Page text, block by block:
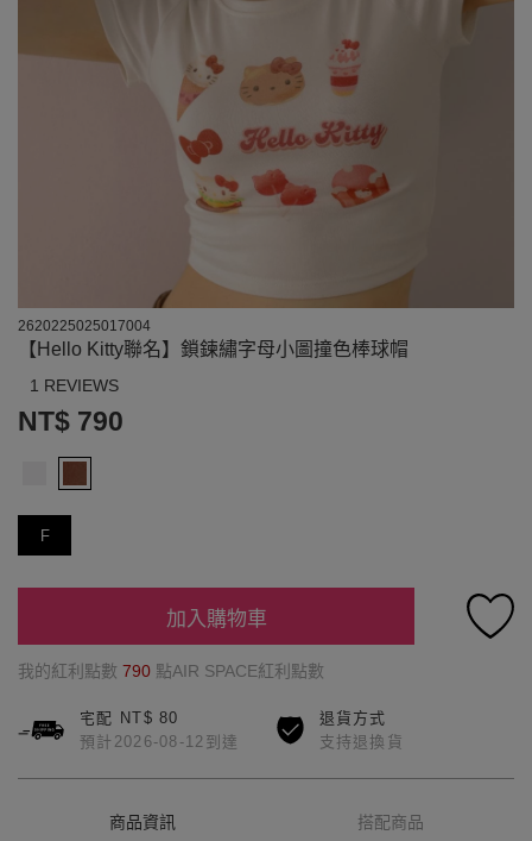
2620225025017004
【Hello Kitty聯名】鎖鍊繡字母小圖撞色棒球帽
1 REVIEWS
NT$ 790
F
加入購物車
我的紅利點數 790 點AIR SPACE紅利點數
宅配 NT$ 80
預計2026-08-12到達
退貨方式
支持退換貨
商品資訊 搭配商品